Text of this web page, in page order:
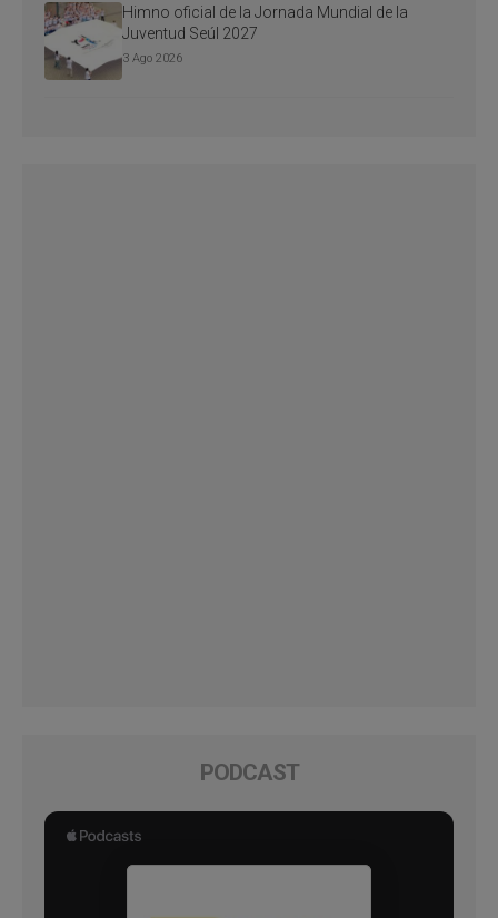
Himno oficial de la Jornada Mundial de la
Juventud Seúl 2027
3 Ago 2026
PODCAST